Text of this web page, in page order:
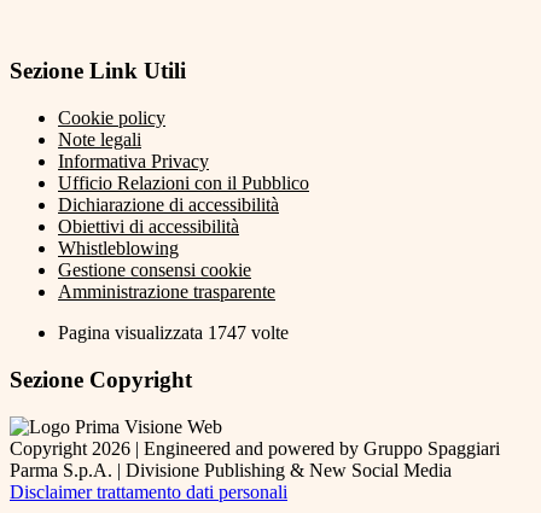
Sezione Link Utili
Cookie policy
Note legali
Informativa Privacy
Ufficio Relazioni con il Pubblico
Dichiarazione di accessibilità
Obiettivi di accessibilità
Whistleblowing
Gestione consensi cookie
Amministrazione trasparente
Pagina visualizzata 1747 volte
Sezione Copyright
Copyright 2026 | Engineered and powered by Gruppo Spaggiari
Parma S.p.A. | Divisione Publishing & New Social Media
Disclaimer trattamento dati personali